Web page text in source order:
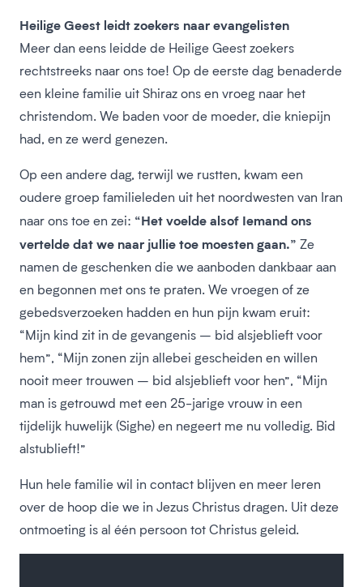
Heilige Geest leidt zoekers naar evangelisten
Meer dan eens leidde de Heilige Geest zoekers
rechtstreeks naar ons toe! Op de eerste dag benaderde
een kleine familie uit Shiraz ons en vroeg naar het
christendom. We baden voor de moeder, die kniepijn
had, en ze werd genezen.
Op een andere dag, terwijl we rustten, kwam een
oudere groep familieleden uit het noordwesten van Iran
naar ons toe en zei: “Het voelde alsof Iemand ons
vertelde dat we naar jullie toe moesten gaan.” Ze
namen de geschenken die we aanboden dankbaar aan
en begonnen met ons te praten. We vroegen of ze
gebedsverzoeken hadden en hun pijn kwam eruit:
“Mijn kind zit in de gevangenis – bid alsjeblieft voor
hem”, “Mijn zonen zijn allebei gescheiden en willen
nooit meer trouwen – bid alsjeblieft voor hen”, “Mijn
man is getrouwd met een 25-jarige vrouw in een
tijdelijk huwelijk (Sighe) en negeert me nu volledig. Bid
alstublieft!”
Hun hele familie wil in contact blijven en meer leren
over de hoop die we in Jezus Christus dragen. Uit deze
ontmoeting is al één persoon tot Christus geleid.